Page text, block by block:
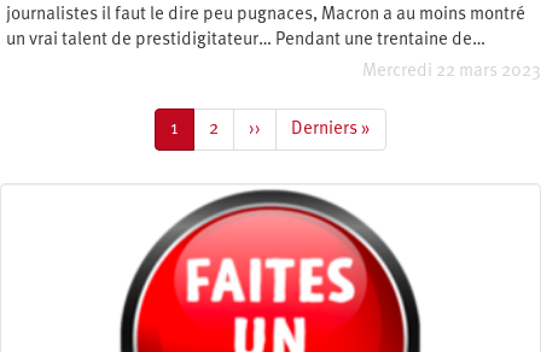
journalistes il faut le dire peu pugnaces, Macron a au moins montré
un vrai talent de prestidigitateur… Pendant une trentaine de…
Mercredi 22 mars 2023
Page
courante
1 Page
2
Page
suivante
››
Dernière
page
Derniers »